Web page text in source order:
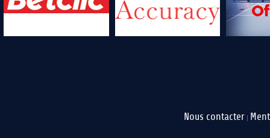
Nous contacter |